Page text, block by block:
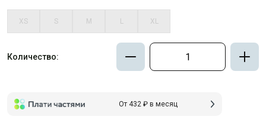
XS S M L XL
Количество:
От 432 ₽ в месяц